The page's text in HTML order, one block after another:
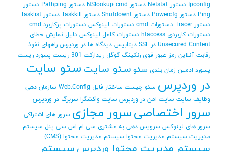
Ipconfig دستور Netstat دستور NSlookup cmd دستور Pathping
دستور
Ping دستور Powercfg دستور Shutdownt دستور Taskkill
دستور Tasklist
دستور Tracer
دستورات cmd دستورات لینوکس دستورات پرکاربرد cmd
دستورات کاربردی htaccess
دستورات کامل لینوکس دلیل نمایش خطای
Unsecured Content در SSL
دیتابیس دیدگاه ها در وردپرس راههای نفوذ
رقابت آنلاین رمز عبور قوی رنکینگ گوگل ریدارکت 301 ریست پسورد ریست
پسورد ادمین زمان بندی سئو سئو سایت سئو سایت
در وردپرس سئو چیست ساختار فایل Web.Config
سازمان دهی
وظایف سایت سایت امن در وردپرس سایت واکشگرا سربرگ در وردپرس
سرور اختصاصیسرور مجازی سرور های اشتراکی
سرور های لینوکس سرویس دهی به مشتری سی ام اس سی پنل سیستم
مدیریت سیستم مدیریت محتوا سیستم مدیریت محتوا (CMS)
سیستم مدیریت محتوا وردپرس سیستم